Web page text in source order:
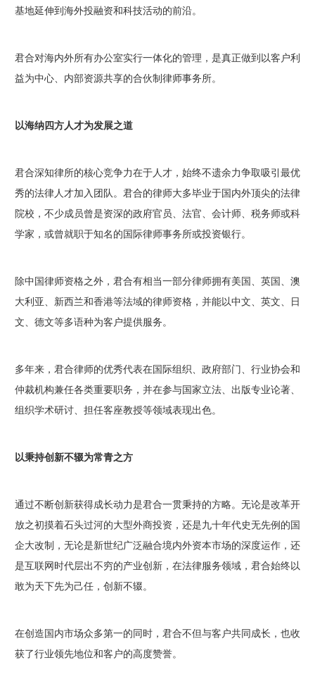
基地延伸到海外投融资和科技活动的前沿。
君合对海内外所有办公室实行一体化的管理，是真正做到以客户利
益为中心、内部资源共享的合伙制律师事务所。
以海纳四方人才为发展之道
君合深知律所的核心竞争力在于人才，始终不遗余力争取吸引最优
秀的法律人才加入团队。君合的律师大多毕业于国内外顶尖的法律
院校，不少成员曾是资深的政府官员、法官、会计师、税务师或科
学家，或曾就职于知名的国际律师事务所或投资银行。
除中国律师资格之外，君合有相当一部分律师拥有美国、英国、澳
大利亚、新西兰和香港等法域的律师资格，并能以中文、英文、日
文、德文等多语种为客户提供服务。
多年来，君合律师的优秀代表在国际组织、政府部门、行业协会和
仲裁机构兼任各类重要职务，并在参与国家立法、出版专业论著、
组织学术研讨、担任客座教授等领域表现出色。
以秉持创新不辍为常青之方
通过不断创新获得成长动力是君合一贯秉持的方略。无论是改革开
放之初摸着石头过河的大型外商投资，还是九十年代史无先例的国
企大改制，无论是新世纪广泛融合境内外资本市场的深度运作，还
是互联网时代层出不穷的产业创新，在法律服务领域，君合始终以
敢为天下先为己任，创新不辍。
在创造国内市场众多第一的同时，君合不但与客户共同成长，也收
获了行业领先地位和客户的高度赞誉。